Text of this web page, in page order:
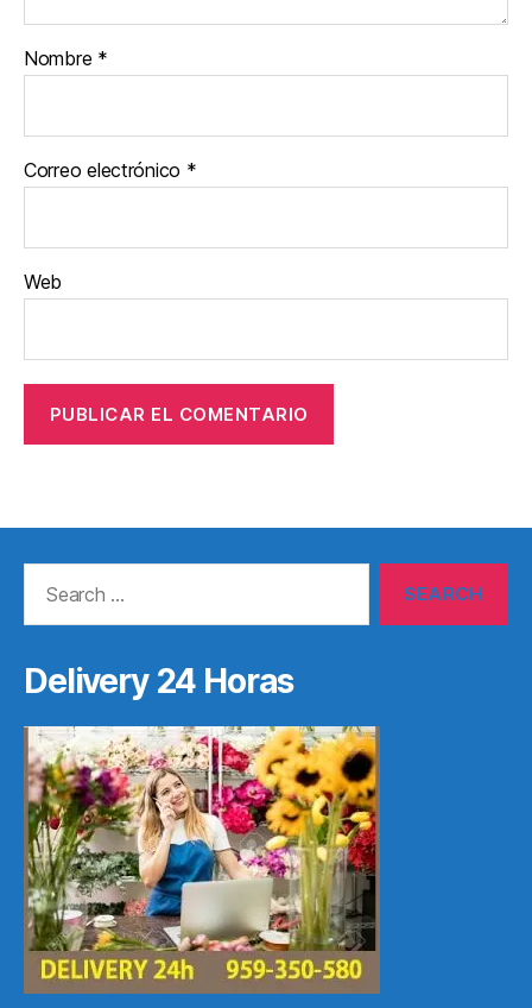
Nombre *
Correo electrónico *
Web
Delivery 24 Horas